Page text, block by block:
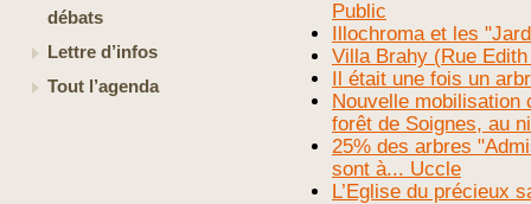
débats
Lettre d’infos
Tout l’agenda
Public
Illochroma et les
Villa Brahy (Rue
Il était une fois un
Nouvelle mobilisation
forêt de Soignes, au
25% des arbres
sont à... Uccle
L’Eglise du précieux